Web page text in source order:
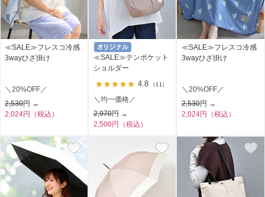
≪SALE≫フレスコ冷感
3wayひざ掛け
＼20%OFF／
2,530円 →
2,024円（税込）
≪SALE≫テンポケット
ショルダー
4.8 （11）
＼均一価格／
2,970円 →
2,500円（税込）
≪SALE≫フレスコ冷感
3wayひざ掛け
＼20%OFF／
2,530円 →
2,024円（税込）